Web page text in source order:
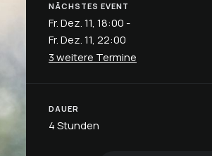
NÄCHSTES EVENT
Fr. Dez. 11, 18:00 -
Fr. Dez. 11, 22:00
3 weitere Termine
DAUER
4 Stunden